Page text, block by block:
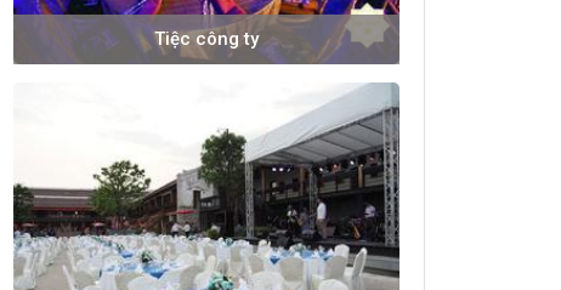
Tiệc công ty